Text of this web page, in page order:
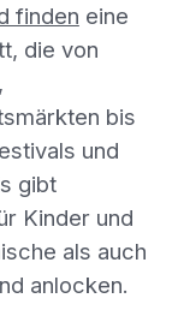
finden eine
die von
bis
und
gibt
Kinder und
als auch
anlocken.